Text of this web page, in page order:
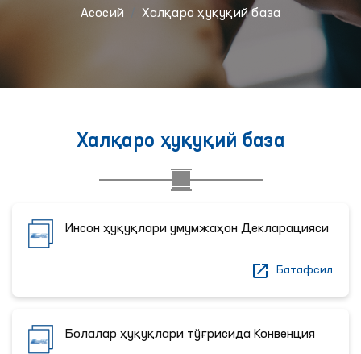
Aсосий Халқаро ҳуқуқий база
Халқаро ҳуқуқий база
Инсон ҳуқуқлари умумжаҳон Декларацияси
Батафсил
Болалар ҳуқуқлари тўғрисида Конвенция